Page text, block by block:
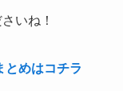
いね！
めはコチラ